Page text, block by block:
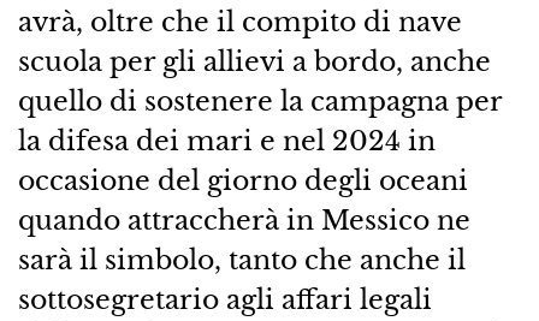
avrà, oltre che il compito di nave
scuola per gli allievi a bordo, anche
quello di sostenere la campagna per
la difesa dei mari e nel 2024 in
occasione del giorno degli oceani
quando attraccherà in Messico ne
sarà il simbolo, tanto che anche il
sottosegretario agli affari legali